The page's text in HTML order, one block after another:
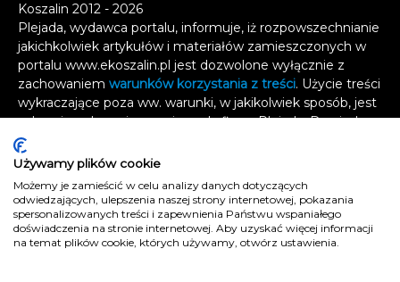
Koszalin 2012 - 2026
Plejada, wydawca portalu, informuje, iż rozpowszechnianie
jakichkolwiek artykułów i materiałów zamieszczonych w
portalu www.ekoszalin.pl jest dozwolone wyłącznie z
zachowaniem warunków korzystania z treści. Użycie treści
wykraczające poza ww. warunki, w jakikolwiek sposób, jest
zabronione bez pisemnej zgody firmy Plejada. Dowiedz
się, w jaki sposób możesz uzyskać
wykorzystanie treści.
Naruszenie tych zasad jest łamaniem prawa i grozi
odpowiedzialnością karną.
Wszelkie prawa zastrzeżone.
Używamy plików cookie
Możemy je zamieścić w celu analizy danych dotyczących
odwiedzających, ulepszenia naszej strony internetowej, pokazania
spersonalizowanych treści i zapewnienia Państwu wspaniałego
doświadczenia na stronie internetowej. Aby uzyskać więcej informacji
na temat plików cookie, których używamy, otwórz ustawienia.